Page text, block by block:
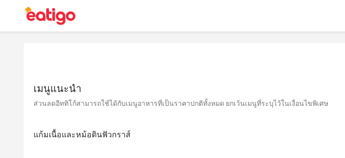
เมนูแนะนำ
ส่วนลดอีททิโก้สามารถใช้ได้กับเมนูอาหารที่เป็นราคาปกติทั้งหมด ยกเว้นเมนูที่ระบุไว้ในเงื่อนไขพิเศษ
แก้มเนื้อและหม้อดินฟัวกราส์